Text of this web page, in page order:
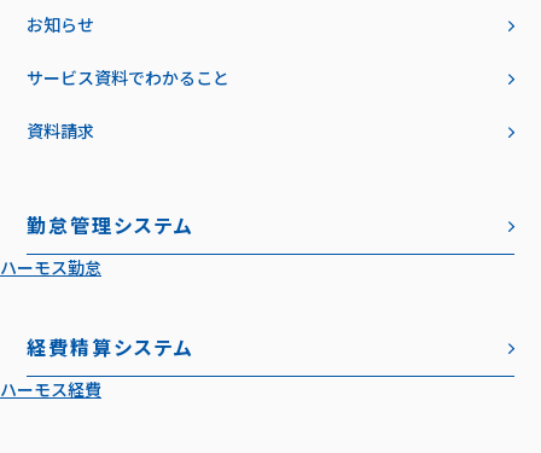
お知らせ
サービス資料でわかること
資料請求
勤怠管理システム
ハーモス勤怠
経費精算システム
ハーモス経費